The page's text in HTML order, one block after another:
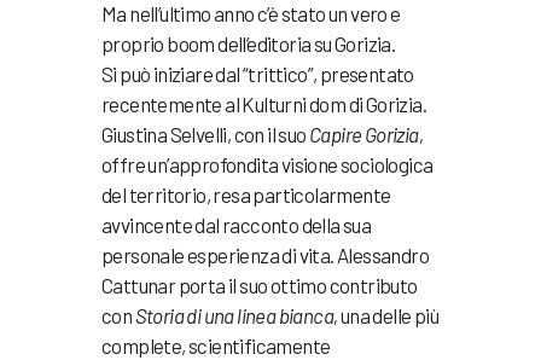
Ma nell’ultimo anno c’è stato un vero e
proprio boom dell’editoria su Gorizia.
Si può iniziare dal “trittico”, presentato
recentemente al Kulturni dom di Gorizia.
Giustina Selvelli, con il suo Capire Gorizia,
offre un’approfondita visione sociologica
del territorio, resa particolarmente
avvincente dal racconto della sua
personale esperienza di vita. Alessandro
Cattunar porta il suo ottimo contributo
con Storia di una linea bianca,una delle più
complete, scientificamente